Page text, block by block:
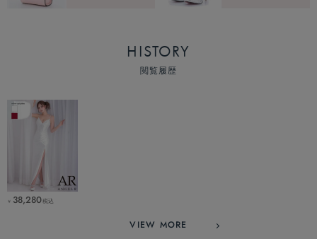
HISTORY
閲覧履歴
￥ 38,280税込
VIEW MORE